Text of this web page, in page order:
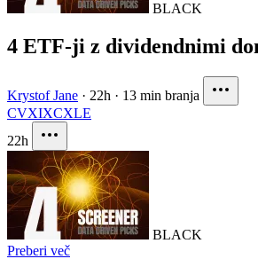
BLACK
4 ETF-ji z dividendnimi
Krystof Jane · 22h · 13 min branja
CVXIXCXLE
22h
BLACK
Preberi več